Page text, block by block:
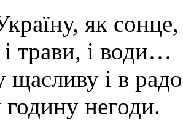
як
і трави, і води…
щасливу і в
негоди.